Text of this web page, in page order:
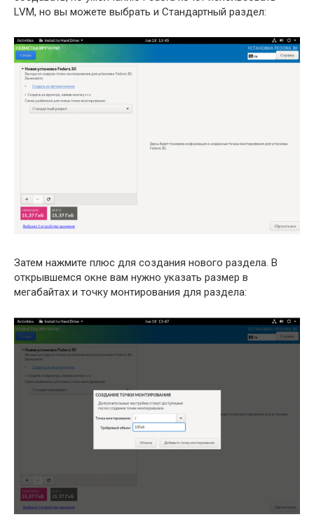
LVM, но вы можете выбрать и Стандартный раздел:
Затем нажмите плюс для создания нового раздела. В
открывшемся окне вам нужно указать размер в
мегабайтах и точку монтирования для раздела: